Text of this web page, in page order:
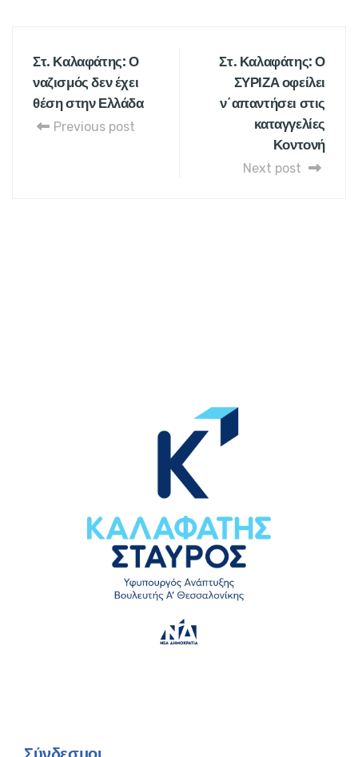
Στ. Καλαφάτης: Ο
ναζισμός δεν έχει
θέση στην Ελλάδα
Previous post
Στ. Καλαφάτης: Ο
ΣΥΡΙΖΑ οφείλει
ν΄απαντήσει στις
καταγγελίες
Κοντονή
Next post